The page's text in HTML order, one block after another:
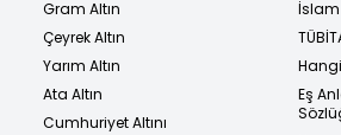
Gram Altın
Çeyrek Altın
Yarım Altın
Ata Altın
Cumhuriyet Altını
Eş